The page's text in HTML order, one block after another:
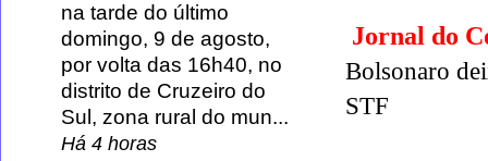
Jornal do
Bolsonaro
STF
na tarde do último
domingo, 9 de agosto,
por volta das 16h40, no
distrito de Cruzeiro do
Sul, zona rural do mun...
Há 4 horas